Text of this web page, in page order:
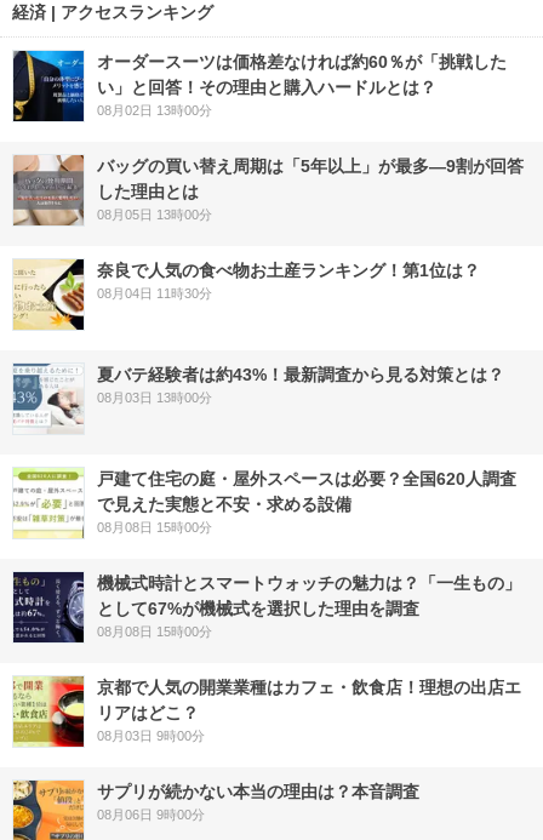
経済 | アクセスランキング
オーダースーツは価格差なければ約60％が「挑戦した
い」と回答！その理由と購入ハードルとは？
08月02日 13時00分
バッグの買い替え周期は「5年以上」が最多―9割が回答
した理由とは
08月05日 13時00分
奈良で人気の食べ物お土産ランキング！第1位は？
08月04日 11時30分
夏バテ経験者は約43%！最新調査から見る対策とは？
08月03日 13時00分
戸建て住宅の庭・屋外スペースは必要？全国620人調査
で見えた実態と不安・求める設備
08月08日 15時00分
機械式時計とスマートウォッチの魅力は？「一生もの」
として67%が機械式を選択した理由を調査
08月08日 15時00分
京都で人気の開業業種はカフェ・飲食店！理想の出店エ
リアはどこ？
08月03日 9時00分
サプリが続かない本当の理由は？本音調査
08月06日 9時00分